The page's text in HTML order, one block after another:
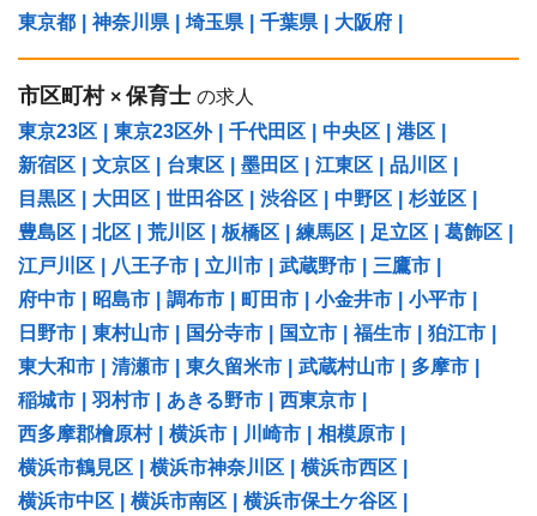
東京都
神奈川県 埼玉県 千葉県 大阪府
市区町村 × 保育士 の求人
東京23区
東京23区外 千代田区 中央区 港区
新宿区
文京区 台東区 墨田区 江東区 品川区
目黒区
大田区 世田谷区 渋谷区 中野区 杉並区
豊島区
北区 荒川区 板橋区 練馬区 足立区 葛飾区
江戸川区
八王子市 立川市 武蔵野市 三鷹市
府中市
昭島市 調布市 町田市 小金井市 小平市
日野市
東村山市 国分寺市 国立市 福生市 狛江市
東大和市
清瀬市 東久留米市 武蔵村山市 多摩市
稲城市
羽村市 あきる野市 西東京市
西多摩郡檜原村
横浜市 川崎市 相模原市
横浜市鶴見区
横浜市神奈川区 横浜市西区
横浜市中区
横浜市南区 横浜市保土ケ谷区